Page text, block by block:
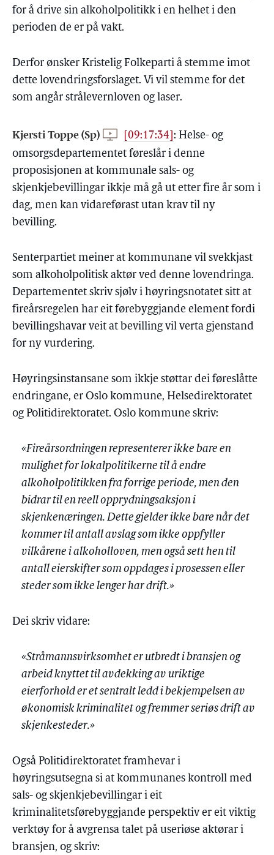
for å drive sin alkoholpolitikk i en helhet i den
perioden de er på vakt.
Derfor ønsker Kristelig Folkeparti å stemme imot
dette lovendringsforslaget. Vi vil stemme for det
som angår strålevernloven og laser.
Kjersti Toppe (Sp) [09:17:34] : Helse- og
omsorgsdepartementet føreslår i denne
proposisjonen at kommunale sals- og
skjenkjebevillingar ikkje må gå ut etter fire år som i
dag, men kan vidareførast utan krav til ny
bevilling.
Senterpartiet meiner at kommunane vil svekkjast
som alkoholpolitisk aktør ved denne lovendringa.
Departementet skriv sjølv i høyringsnotatet sitt at
fireårsregelen har eit førebyggjande element fordi
bevillingshavar veit at bevilling vil verta gjenstand
for ny vurdering.
Høyringsinstansane som ikkje støttar dei føreslåtte
endringane, er Oslo kommune, Helsedirektoratet
og Politidirektoratet. Oslo kommune skriv:
«Fireårsordningen representerer ikke bare en
mulighet for lokalpolitikerne til å endre
alkoholpolitikken fra forrige periode, men den
bidrar til en reell opprydningsaksjon i
skjenkenæringen. Dette gjelder ikke bare når det
kommer til antall avslag som ikke oppfyller
vilkårene i alkoholloven, men også sett hen til
antall eierskifter som oppdages i prosessen eller
steder som ikke lenger har drift.»
Dei skriv vidare:
«Stråmannsvirksomhet er utbredt i bransjen og
arbeid knyttet til avdekking av uriktige
eierforhold er et sentralt ledd i bekjempelsen av
økonomisk kriminalitet og fremmer seriøs drift av
skjenkesteder.»
Også Politidirektoratet framhevar i
høyringsutsegna si at kommunanes kontroll med
sals- og skjenkjebevillingar i eit
kriminalitetsførebyggjande perspektiv er eit viktig
verktøy for å avgrensa talet på useriøse aktørar i
bransjen, og skriv: